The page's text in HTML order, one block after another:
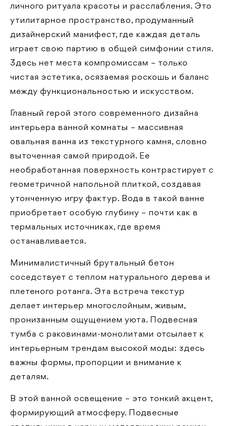
личного ритуала красоты и расслабления. Это
утилитарное пространство, продуманный
дизайнерский манифест, где каждая деталь
играет свою партию в общей симфонии стиля.
Здесь нет места компромиссам – только
чистая эстетика, осязаемая роскошь и баланс
между функциональностью и искусством.
Главный герой этого современного дизайна
интерьера ванной комнаты – массивная
овальная ванна из текстурного камня, словно
выточенная самой природой. Ее
необработанная поверхность контрастирует с
геометричной напольной плиткой, создавая
утонченную игру фактур. Вода в такой ванне
приобретает особую глубину – почти как в
термальных источниках, где время
останавливается.
Минималистичный брутальный бетон
соседствует с теплом натурального дерева и
плетеного ротанга. Эта встреча текстур
делает интерьер многослойным, живым,
пронизанным ощущением уюта. Подвесная
тумба с раковинами-монолитами отсылает к
интерьерным трендам высокой моды: здесь
важны формы, пропорции и внимание к
деталям.
В этой ванной освещение – это тонкий акцент,
формирующий атмосферу. Подвесные